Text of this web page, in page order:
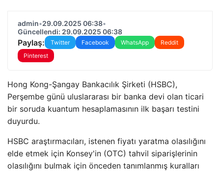
admin•29.09.2025 06:38•
Güncellendi: 29.09.2025 06:38
Paylaş: Twitter Facebook WhatsApp
Reddit
Pinterest
Hong Kong-Şangay Bankacılık Şirketi (HSBC),
Perşembe günü uluslararası bir banka devi olan ticari
bir soruda kuantum hesaplamasının ilk başarı testini
duyurdu.
HSBC araştırmacıları, istenen fiyatı yaratma olasılığını
elde etmek için Konsey'in (OTC) tahvil siparişlerinin
olasılığını bulmak için önceden tanımlanmış kuralları